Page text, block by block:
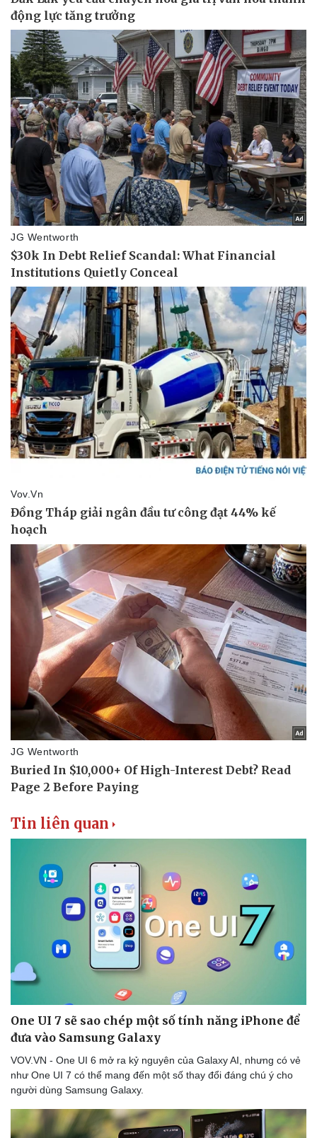
Tin nóng
Tư vấn luật
Quân sự - Quốc phòng
Vũ khí
Việt Nam
Phân tích
Tin liên quan
One UI 7 sẽ sao chép một số tính năng iPhone để
đưa vào Samsung Galaxy
VOV.VN - One UI 6 mở ra kỷ nguyên của Galaxy AI, nhưng có vẻ
như One UI 7 có thể mang đến một số thay đổi đáng chú ý cho
người dùng Samsung Galaxy.